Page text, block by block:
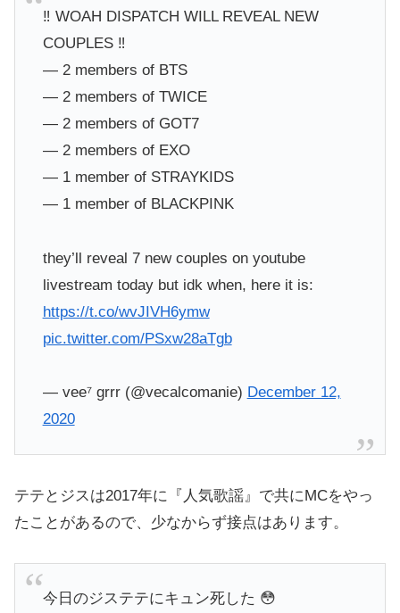
‼️ WOAH DISPATCH WILL REVEAL NEW
COUPLES ‼️
— 2 members of BTS
— 2 members of TWICE
— 2 members of GOT7
— 2 members of EXO
— 1 member of STRAYKIDS
— 1 member of BLACKPINK
they’ll reveal 7 new couples on youtube
livestream today but idk when, here it is:
https://t.co/wvJIVH6ymw
pic.twitter.com/PSxw28aTgb
— vee⁷ grrr (@vecalcomanie) December 12,
2020
テテとジスは2017年に『人気歌謡』で共にMCをやっ
たことがあるので、少なからず接点はあります。
今日のジステテにキュン死した 😳